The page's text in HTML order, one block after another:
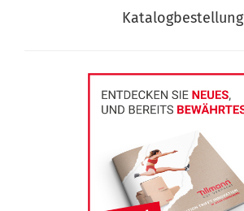
Katalogbestellung